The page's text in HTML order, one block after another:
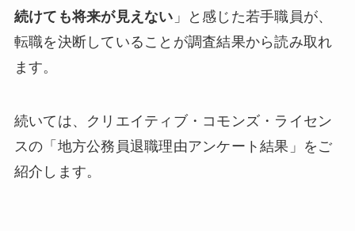
続けても将来が見えない 」と感じた若手職員が、
転職を決断していることが調査結果から読み取れ
ます。
続いては、クリエイティブ・コモンズ・ライセン
スの「地方公務員退職理由アンケート結果」をご
紹介します。